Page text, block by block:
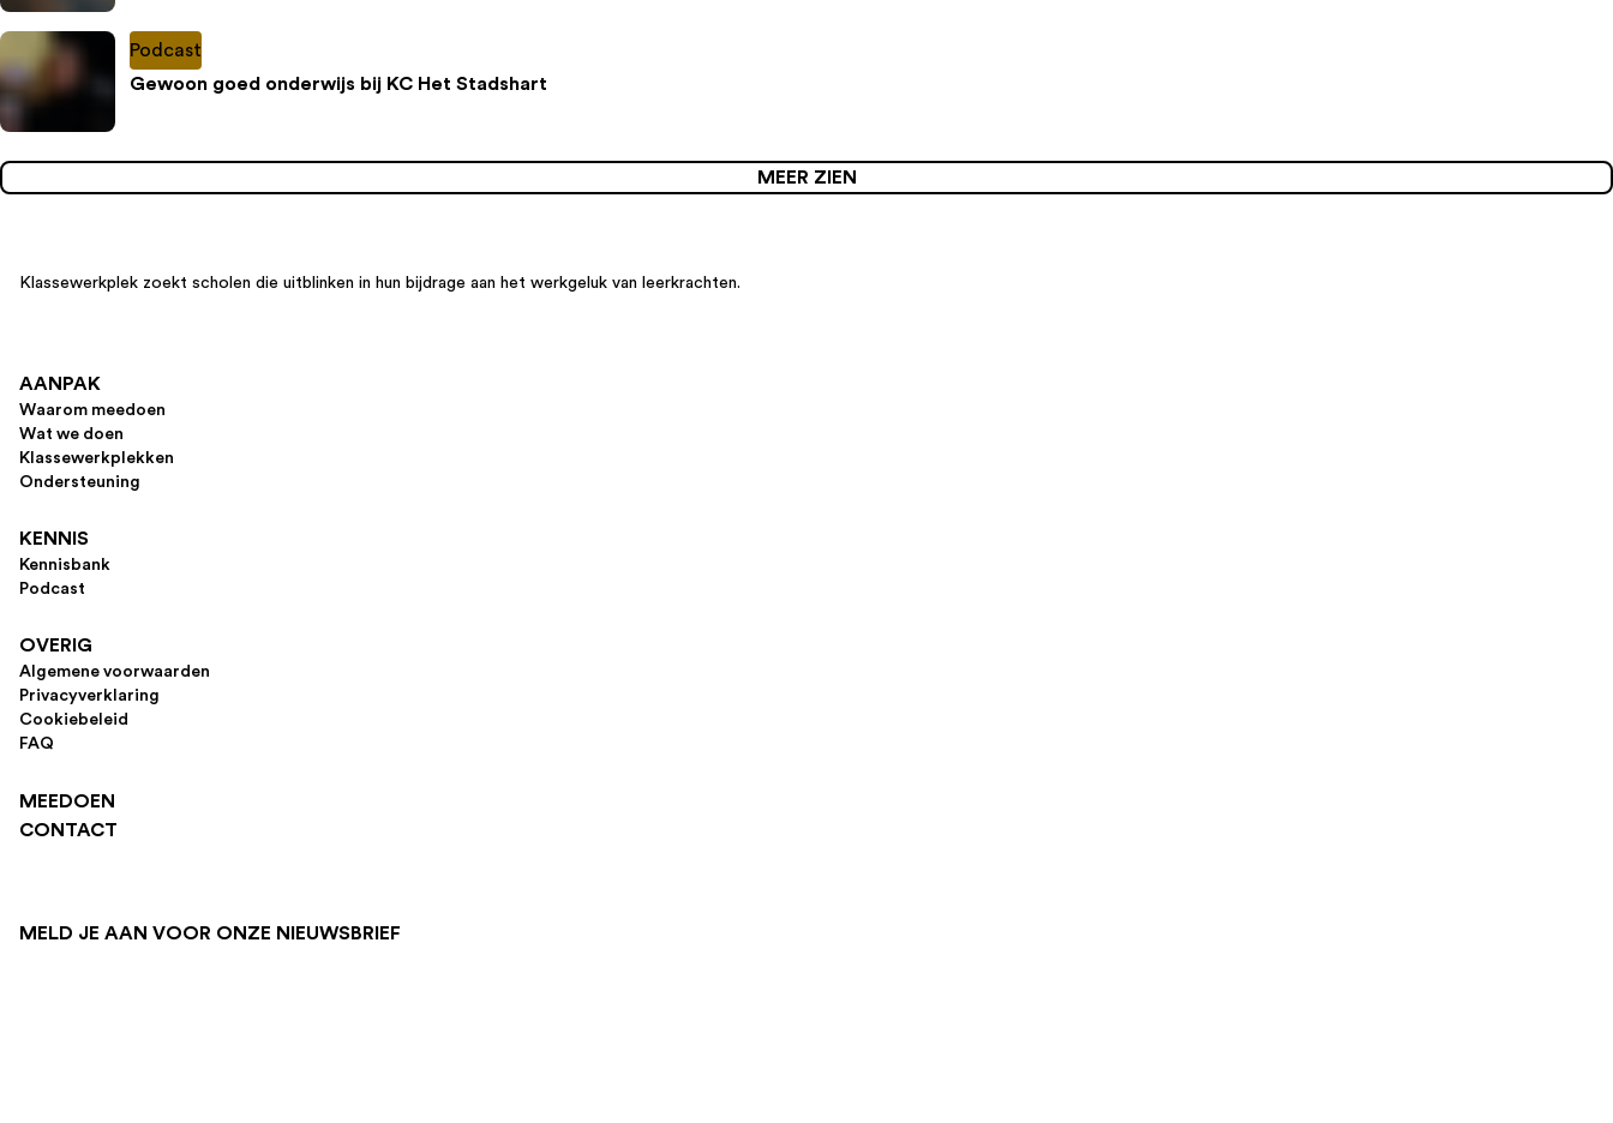
Podcast
Gewoon goed onderwijs bij KC Het Stadshart
MEER ZIEN
Klassewerkplek zoekt scholen die uitblinken in hun bijdrage aan het werkgeluk van leerkrachten.
AANPAK
Waarom meedoen
Wat we doen
Klassewerkplekken
Ondersteuning
KENNIS
Kennisbank
Podcast
OVERIG
Algemene voorwaarden
Privacyverklaring
Cookiebeleid
FAQ
MEEDOEN
CONTACT
MELD JE AAN VOOR ONZE NIEUWSBRIEF